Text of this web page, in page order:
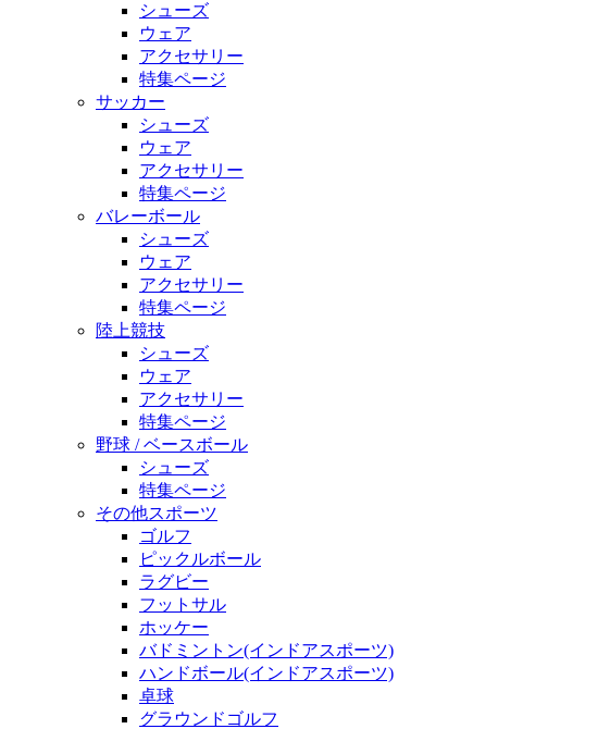
シューズ
ウェア
アクセサリー
特集ページ
サッカー
シューズ
ウェア
アクセサリー
特集ページ
バレーボール
シューズ
ウェア
アクセサリー
特集ページ
陸上競技
シューズ
ウェア
アクセサリー
特集ページ
野球 / ベースボール
シューズ
特集ページ
その他スポーツ
ゴルフ
ピックルボール
ラグビー
フットサル
ホッケー
バドミントン(インドアスポーツ)
ハンドボール(インドアスポーツ)
卓球
グラウンドゴルフ